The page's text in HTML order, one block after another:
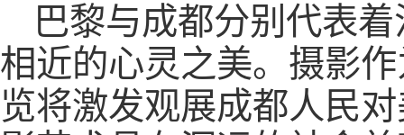
巴黎与成都分别代表
相近的心灵之美。摄影
览将激发观展成都人民